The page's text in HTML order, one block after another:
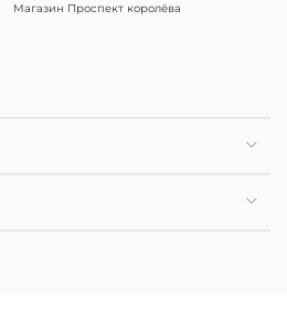
Магазин Проспект королёва